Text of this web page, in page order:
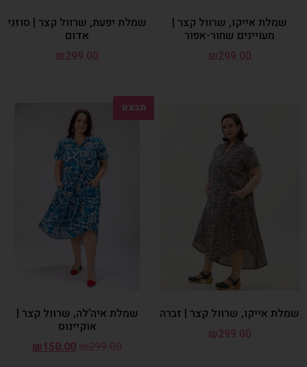
שמלת אייקו, שרוול קצר |
מעויינים שחור-אפור
₪299.00
שמלת יפעת, שרוול קצר | סוזני
אדום
₪299.00
שמלת אייקו, שרוול קצר | זברה
₪299.00
מבצע
שמלת איה’לה, שרוול קצר |
אוקיינוס
₪299.00
₪150.00